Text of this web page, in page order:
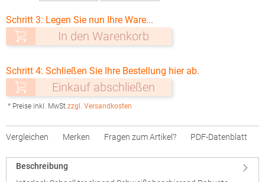
Schritt 3: Legen Sie nun Ihre Ware...
In den Warenkorb
Schritt 4: Schließen Sie Ihre Bestellung hier ab.
Einkauf abschließen
* Preise inkl. MwSt.zzgl. Versandkosten
Vergleichen Merken Fragen zum Artikel? PDF-Datenblatt
Beschreibung